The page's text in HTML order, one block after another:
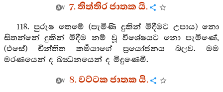
7. තිත්තිර ජාතක යි.
118. පුරුෂ තෙමේ (පැමිණි දුකින් මිදීමට උපාය) නො
සිතන්නේ දුකින් මිදීම නම් වූ විශේෂයට නො පැමිණේ,
(එසේ) චින්තිත කර්‍මයාගේ ප්‍රයෝජනය බලව. මම
මරණයෙන් ද බන්‍ධනයෙන් ද මිදුණෙමි.
8. වට්ටක ජාතක යි.